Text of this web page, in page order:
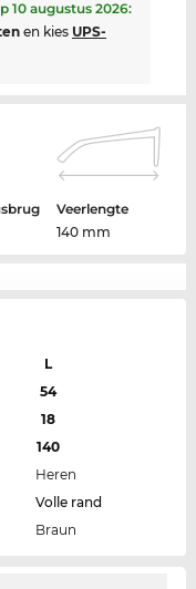
10 augustus 2026:
en kies UPS-
Veerlengte
140 mm
L
54
18
140
Heren
Volle rand
Braun